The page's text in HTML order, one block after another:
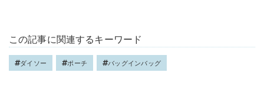
この記事に関連するキーワード
ダイソー ポーチ バッグインバッグ